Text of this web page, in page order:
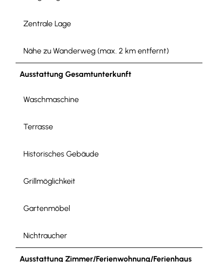
Zentrale Lage
Nähe zu Wanderweg (max. 2 km entfernt)
Ausstattung Gesamtunterkunft
Waschmaschine
Terrasse
Historisches Gebäude
Grillmöglichkeit
Gartenmöbel
Nichtraucher
Ausstattung Zimmer/Ferienwohnung/Ferienhaus